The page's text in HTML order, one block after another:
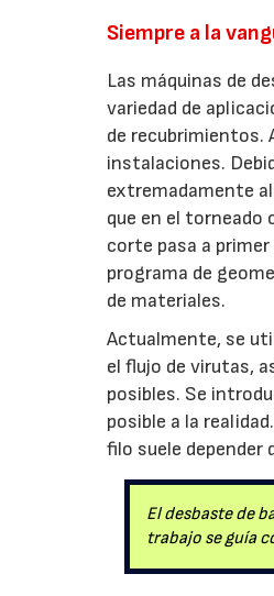
Siempre a la
Las máquinas de
variedad de
de recubrimientos.
instalaciones.
extremadamente
que en el torneado
corte pasa a
programa de
de materiales.
Actualmente, se
el flujo de virutas,
posibles. Se
posible a la
filo suele depender
El desbaste de
trabajo se guía